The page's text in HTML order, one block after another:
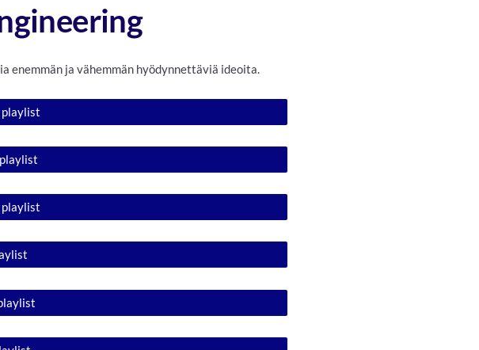
enemmän ja vähemmän hyödynnettäviä ideoita.
playlist
playlist